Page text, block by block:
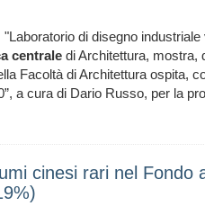
di disegno industriale
centrale di Architettura, mostra,
Facoltà di Architettura ospita,
a cura di Dario Russo, per la
cinesi rari nel Fondo